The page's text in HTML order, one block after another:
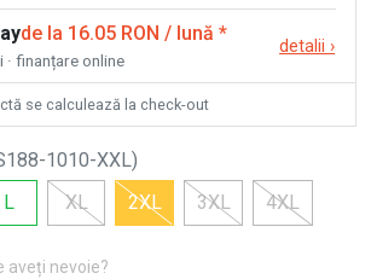
de la 16.05 RON / lună *
· finanțare online
detalii ›
se calculează la check-out
1010-XXL)
L XL 2XL 3XL 4XL
aveți nevoie?